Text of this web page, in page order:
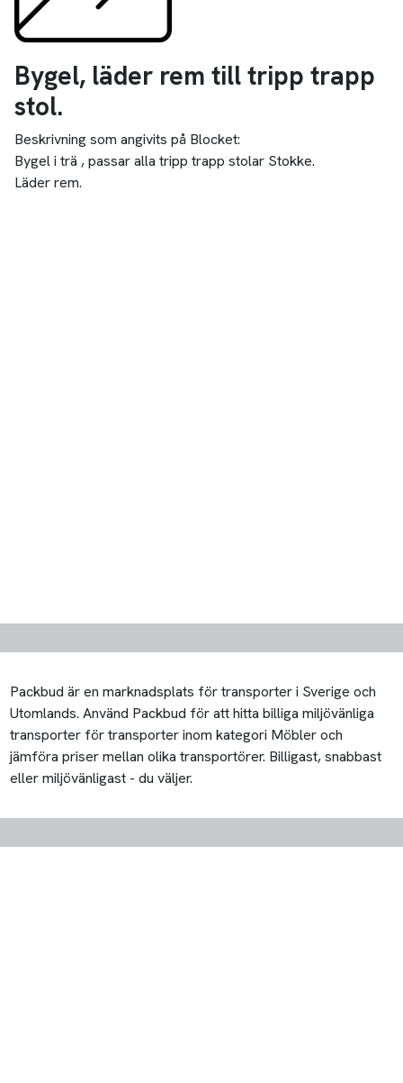
Bygel, läder rem till tripp trapp
stol.
Beskrivning som angivits på Blocket:
Bygel i trä , passar alla tripp trapp stolar Stokke.
Läder rem.
Packbud är en marknadsplats för transporter i Sverige och
Utomlands. Använd Packbud för att hitta billiga miljövänliga
transporter för transporter inom kategori Möbler och
jämföra priser mellan olika transportörer. Billigast, snabbast
eller miljövänligast - du väljer.